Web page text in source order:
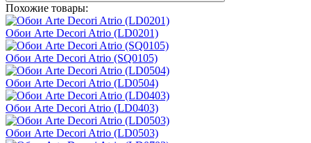
Похожие товары:
Обои Arte Decori Atrio (LD0201)
Обои Arte Decori Atrio (SQ0105)
Обои Arte Decori Atrio (LD0504)
Обои Arte Decori Atrio (LD0403)
Обои Arte Decori Atrio (LD0503)